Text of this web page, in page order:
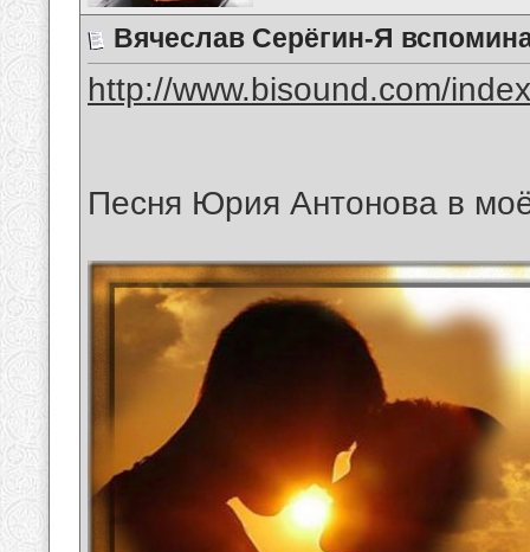
Вячеслав Серёгин-Я
http://www.bisound.com/
Песня Юрия Антонова в